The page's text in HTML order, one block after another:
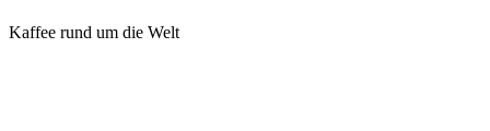
Kaffee rund um die Welt